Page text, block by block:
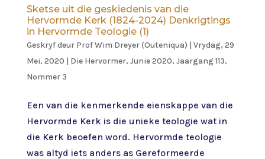
Sketse uit die geskiedenis van die
Hervormde Kerk (1824-2024) Denkrigtings
in Hervormde Teologie (1)
Geskryf deur Prof Wim Dreyer (Outeniqua) | Vrydag, 29
Mei, 2020 | Die Hervormer, Junie 2020, Jaargang 113,
Nommer 3
Een van die kenmerkende eienskappe van die
Hervormde Kerk is die unieke teologie wat in
die Kerk beoefen word. Hervormde teologie
was altyd iets anders as Gereformeerde